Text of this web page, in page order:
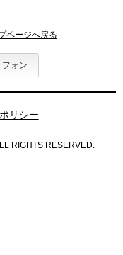
ページへ戻る
フォン
リシー
RIGHTS RESERVED.